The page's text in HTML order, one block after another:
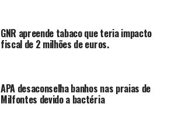
GNR apreende tabaco que teria impacto
fiscal de 2 milhões de euros.
APA desaconselha banhos nas praias de
Milfontes devido a bactéria